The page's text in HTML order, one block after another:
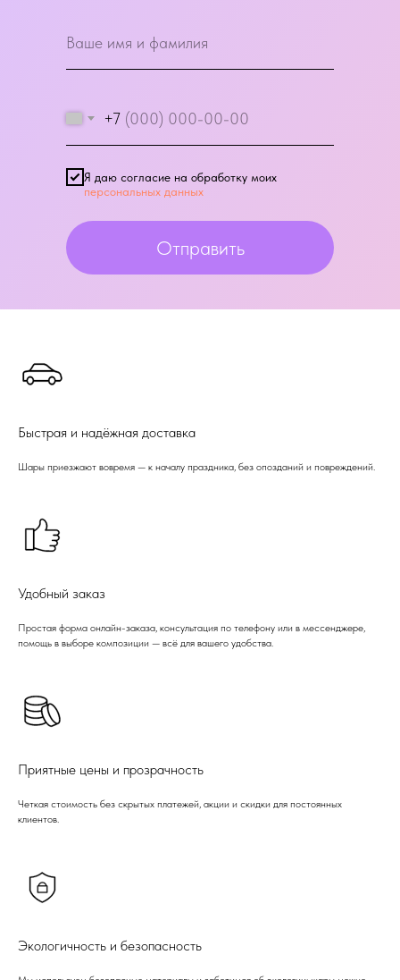
+7
Я даю согласие на обработку моих
персональных данных
Отправить
Быстрая и надёжная доставка
Шары приезжают вовремя — к началу праздника, без опозданий и повреждений.
Удобный заказ
Простая форма онлайн-заказа, консультация по телефону или в мессенджере,
помощь в выборе композиции — всё для вашего удобства.
Приятные цены и прозрачность
Четкая стоимость без скрытых платежей, акции и скидки для постоянных
клиентов.
Экологичность и безопасность